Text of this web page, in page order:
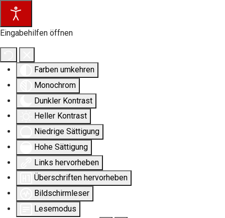
Eingabehilfen öffnen
Farben umkehren
Monochrom
Dunkler Kontrast
Heller Kontrast
Niedrige Sättigung
Hohe Sättigung
Links hervorheben
Überschriften hervorheben
Bildschirmleser
Lesemodus